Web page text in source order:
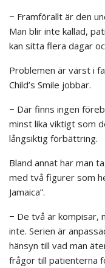
− Framförallt är den
Man blir inte kallad,
kan sitta flera dagar
Problemen är värst i
Child’s Smile jobbar.
− Där finns ingen
minst lika viktigt som
långsiktig förbättring.
Bland annat har man
med två figurer som
Jamaica”.
− De två är kompisar,
inte. Serien är
hänsyn till vad man
frågor till patienterna